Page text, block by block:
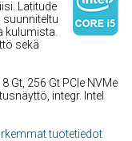
Latitude
kulumista.
sekä
Gt, 256 Gt PCIe NVMe
integr. Intel
tuotetiedot